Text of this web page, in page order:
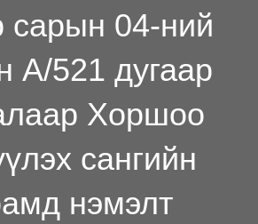
сарын 04-ний
А/521 дугаар
Хоршоо
сангийн
нэмэлт